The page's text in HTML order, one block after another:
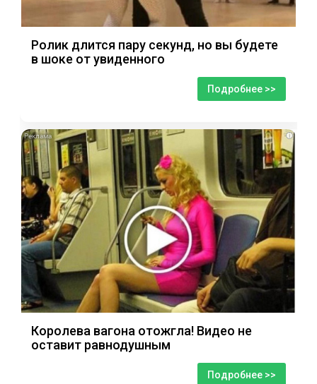
Ролик длится пару секунд, но вы будете
в шоке от увиденного
Подробнее >>
i
Королева вагона отожгла! Видео не
оставит равнодушным
Подробнее >>